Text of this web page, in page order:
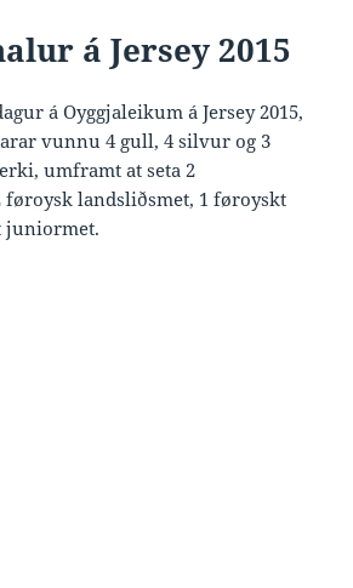
á Jersey 2015
á Oyggjaleikum á Jersey 2015,
vunnu 4 gull, 4 silvur og 3
umframt at seta 2
føroysk landsliðsmet, 1 føroyskt
juniormet.